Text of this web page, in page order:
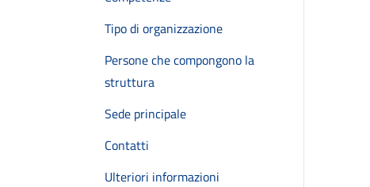
Tipo di organizzazione
Persone che compongono la
struttura
Sede principale
Contatti
Ulteriori informazioni